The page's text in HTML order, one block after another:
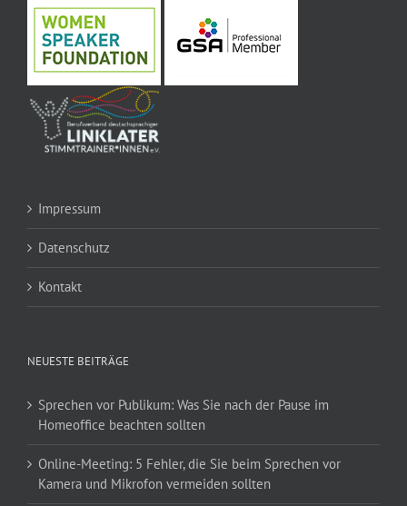
Impressum
Datenschutz
Kontakt
NEUESTE BEITRÄGE
Sprechen vor Publikum: Was Sie nach der Pause im
Homeoffice beachten sollten
Online-Meeting: 5 Fehler, die Sie beim Sprechen vor
Kamera und Mikrofon vermeiden sollten